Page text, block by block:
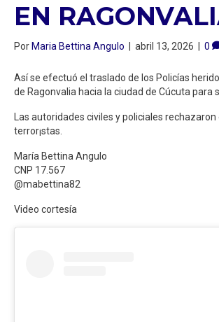
EN
Por Maria Bettina Angulo abril 13, 2026 0
Así se efectuó el traslado de los Policías
de Ragonvalia hacia la ciudad de Cúcuta para
Las autoridades civiles y policiales
terror¡stas.
María Bettina Angulo
CNP 17.567
@mabettina82
Video cortesía